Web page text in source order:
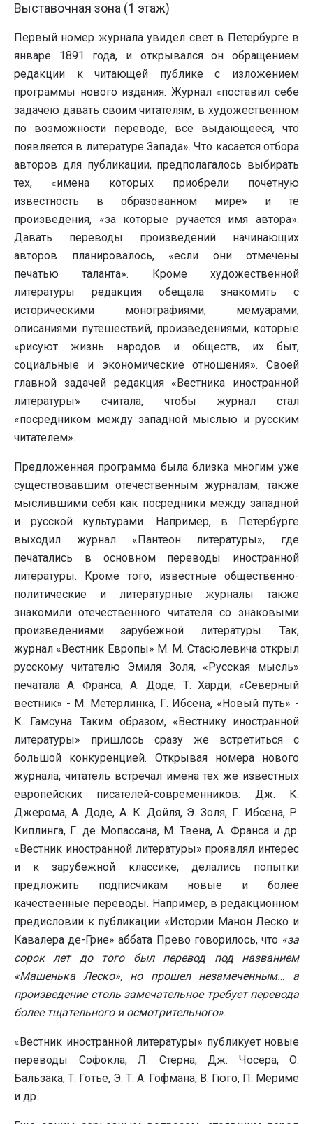
Выставочная зона (1 этаж)
Первый номер журнала увидел свет в Петербурге в
январе 1891 года, и открывался он обращением
редакции к читающей публике с изложением
программы нового издания. Журнал «поставил себе
задачею давать своим читателям, в художественном
по возможности переводе, все выдающееся, что
появляется в литературе Запада». Что касается отбора
авторов для публикации, предполагалось выбирать
тех, «имена которых приобрели почетную
известность в образованном мире» и те
произведения, «за которые ручается имя автора».
Давать переводы произведений начинающих
авторов планировалось, «если они отмечены
печатью таланта». Кроме художественной
литературы редакция обещала знакомить с
историческими монографиями, мемуарами,
описаниями путешествий, произведениями, которые
«рисуют жизнь народов и обществ, их быт,
социальные и экономические отношения». Своей
главной задачей редакция «Вестника иностранной
литературы» считала, чтобы журнал стал
«посредником между западной мыслью и русским
читателем».
Предложенная программа была близка многим уже
существовавшим отечественным журналам, также
мыслившими себя как посредники между западной
и русской культурами. Например, в Петербурге
выходил журнал «Пантеон литературы», где
печатались в основном переводы иностранной
литературы. Кроме того, известные общественно-
политические и литературные журналы также
знакомили отечественного читателя со знаковыми
произведениями зарубежной литературы. Так,
журнал «Вестник Европы» М. М. Стасюлевича открыл
русскому читателю Эмиля Золя, «Русская мысль»
печатала А. Франса, А. Доде, Т. Харди, «Северный
вестник» - М. Метерлинка, Г. Ибсена, «Новый путь» -
К. Гамсуна. Таким образом, «Вестнику иностранной
литературы» пришлось сразу же встретиться с
большой конкуренцией. Открывая номера нового
журнала, читатель встречал имена тех же известных
европейских писателей-современников: Дж. К.
Джерома, А. Доде, А. К. Дойля, Э. Золя, Г. Ибсена, Р.
Киплинга, Г. де Мопассана, М. Твена, А. Франса и др.
«Вестник иностранной литературы» проявлял интерес
и к зарубежной классике, делались попытки
предложить подписчикам новые и более
качественные переводы. Например, в редакционном
предисловии к публикации «Истории Манон Леско и
Кавалера де-Грие» аббата Прево говорилось, что «за
сорок лет до того был перевод под названием
«Машенька Леско», но прошел незамеченным… а
произведение столь замечательное требует перевода
более тщательного и осмотрительного».
«Вестник иностранной литературы» публикует новые
переводы Софокла, Л. Стерна, Дж. Чосера, О.
Бальзака, Т. Готье, Э. Т. А. Гофмана, В. Гюго, П. Мериме
и др.